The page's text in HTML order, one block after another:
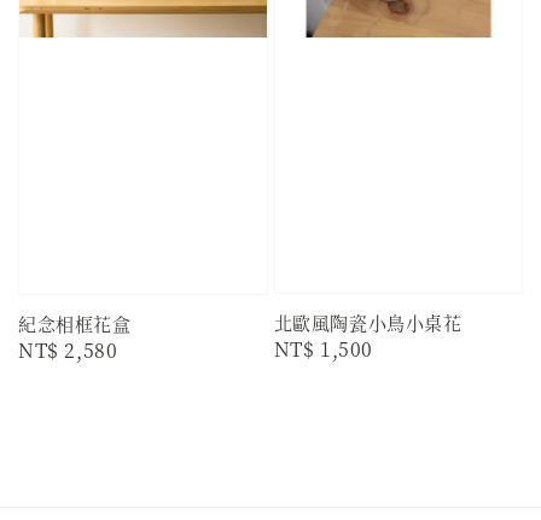
紀念相框花盒
Regular
NT$ 2,580
北歐風陶瓷小鳥小桌花
Regular
NT$ 1,500